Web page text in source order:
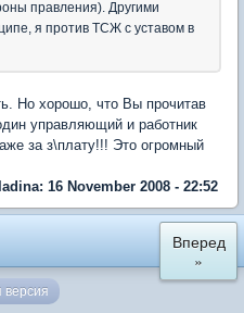
правления). Другими
я против ТСЖ с уставом в
Но хорошо, что Вы прочитав
управляющий и работник
за з\плату!!! Это огромный
16 November 2008 - 22:52
Вперед
»
версия